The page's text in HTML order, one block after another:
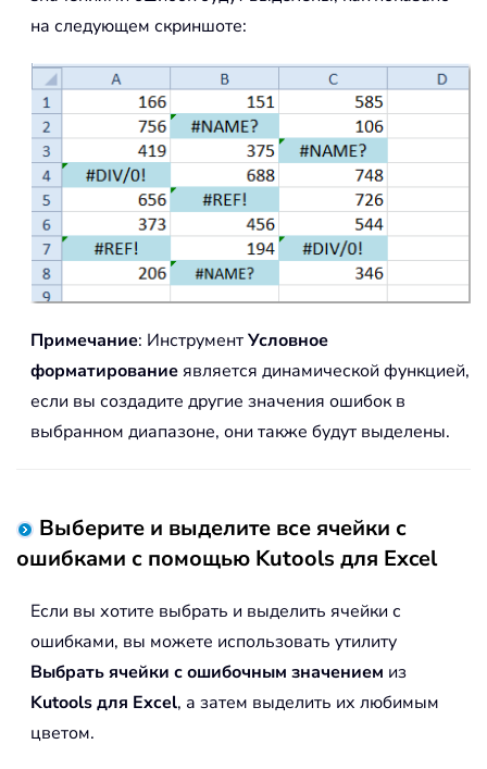
на следующем скриншоте:
Примечание: ИнструментУсловное
форматированиеявляется динамической функцией,
если вы создадите другие значения ошибок в
выбранном диапазоне, они также будут выделены.
Выберите и выделите все ячейки с
ошибками с помощью Kutools для Excel
Если вы хотите выбрать и выделить ячейки с
ошибками, вы можете использовать утилиту
Выбрать ячейки с ошибочным значением из
Kutools для Excel, а затем выделить их любимым
цветом.